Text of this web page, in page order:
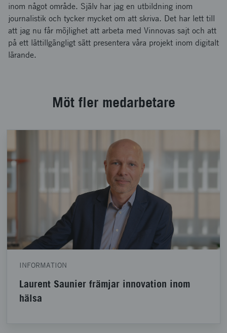
inom något område. Själv har jag en utbildning inom
journalistik och tycker mycket om att skriva. Det har lett till
att jag nu får möjlighet att arbeta med Vinnovas sajt och att
på ett lättillgängligt sätt presentera våra projekt inom digitalt
lärande.
Möt fler medarbetare
INFORMATION
Laurent Saunier främjar innovation inom
hälsa